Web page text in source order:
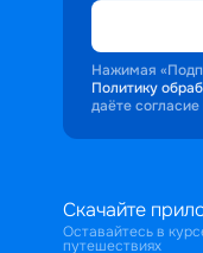
Нажимая
Политику
даёте
Скачайте
Оставайтесь в
путешествиях